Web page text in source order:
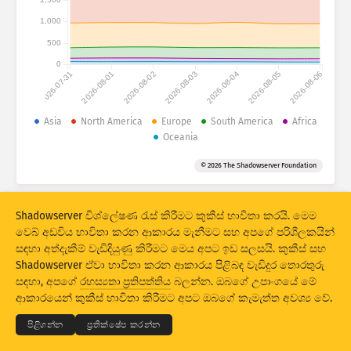
ප්‍රහාර සංඛ්‍යා ලේඛන: උපාංග
රටවල්
කණ්ඩායම් වශයෙන්
Stacking
ස්ටේක් කළ අතිච්ඡාදනය වීම
ප්‍රතිඵල ස්වයංක්‍රීයව යාවත්කාලීන කරන්න
යාවත්කාලීන කරන්න යළි සකසන්න
PNG ලෙස බාගත කරන්න
2026-07-31 2026-08-01 2026-08-02 2026-08-03 2026-08-04 2026-08-05 2026-08-06
0
500
1,000
Asia North America Europe South America
Africa
Oceania
© 2026 The Shadowserver Foundation
© 2026THE SHADOWSERVER FOUNDATION
රහස්‍යභාවය සහ කොන්දේසි
අපව අමතන්න ණය
භාෂාව
Shadowserver විශ්ලේෂණ රැස් කිරීමට කුකීස් භාවිතා කරයි. මෙම
වෙබ් අඩවිය භාවිතා කරන ආකාරය මැනීමට සහ අපගේ පරිශීලකයින්
සඳහා අත්දැකීම් වැඩිදියුණු කිරීමට මෙය අපට ඉඩ සලසයි. කුකීස් සහ
Shadowserver ඒවා භාවිතා කරන ආකාරය පිළිබඳ වැඩිදුර තොරතුරු
සඳහා, අපගේ රහස්‍යතා ප්‍රතිපත්තිය බලන්න. ඔබගේ උපාංගයේ මේ
ආකාරයෙන් කුකීස් භාවිතා කිරීමට අපට ඔබගේ කැමැත්ත අවශ්‍ය වේ.
පිළිගන්න ප්‍රතික්ෂේප කරන්න